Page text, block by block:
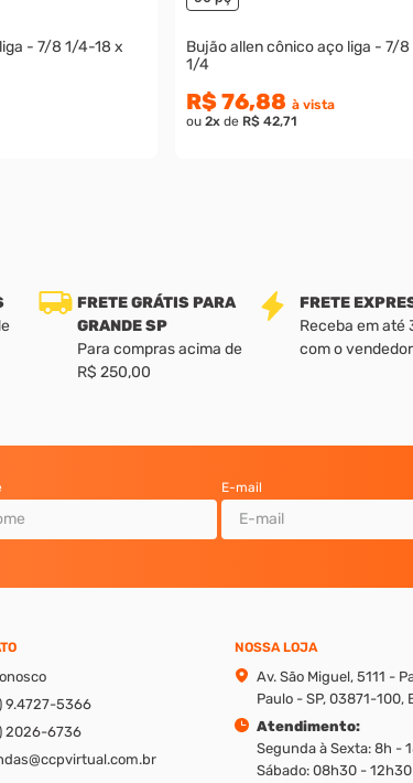
- 7/8 1/4-18 x
Bujão allen cônico aço liga - 7/8
1/4
R$ 76,88 à vista
ou 2xde R$ 42,71
FRETE GRÁTIS PARA
GRANDE SP
Para compras acima de
R$ 250,00
FRETE
Receba em até
com o vendedor
E-mail
9.4727-5366
2026-6736
NOSSA LOJA
Av. São Miguel, 5111 -
Paulo - SP, 03871-100,
Atendimento:
Segunda à Sexta: 8h -
Sábado: 08h30 - 12h30